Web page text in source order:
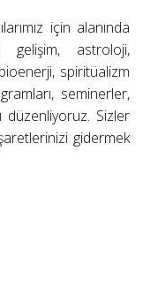
için alanında
gelişim, astroloji,
spiritüalizm
seminerler,
düzenliyoruz. Sizler
gidermek